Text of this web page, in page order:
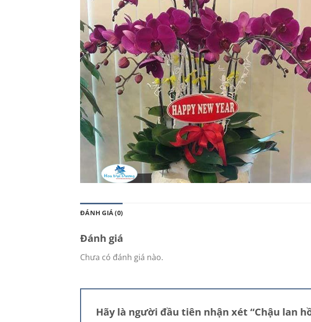
ĐÁNH GIÁ (0)
Đánh giá
Chưa có đánh giá nào.
Hãy là người đầu tiên nhận xét “Chậu lan